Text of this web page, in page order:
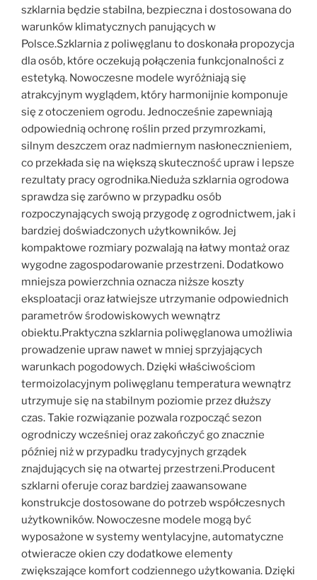
szklarnia będzie stabilna, bezpieczna i dostosowana do
warunków klimatycznych panujących w
Polsce.Szklarnia z poliwęglanu to doskonała propozycja
dla osób, które oczekują połączenia funkcjonalności z
estetyką. Nowoczesne modele wyróżniają się
atrakcyjnym wyglądem, który harmonijnie komponuje
się z otoczeniem ogrodu. Jednocześnie zapewniają
odpowiednią ochronę roślin przed przymrozkami,
silnym deszczem oraz nadmiernym nasłonecznieniem,
co przekłada się na większą skuteczność upraw i lepsze
rezultaty pracy ogrodnika.Nieduża szklarnia ogrodowa
sprawdza się zarówno w przypadku osób
rozpoczynających swoją przygodę z ogrodnictwem, jak i
bardziej doświadczonych użytkowników. Jej
kompaktowe rozmiary pozwalają na łatwy montaż oraz
wygodne zagospodarowanie przestrzeni. Dodatkowo
mniejsza powierzchnia oznacza niższe koszty
eksploatacji oraz łatwiejsze utrzymanie odpowiednich
parametrów środowiskowych wewnątrz
obiektu.Praktyczna szklarnia poliwęglanowa umożliwia
prowadzenie upraw nawet w mniej sprzyjających
warunkach pogodowych. Dzięki właściwościom
termoizolacyjnym poliwęglanu temperatura wewnątrz
utrzymuje się na stabilnym poziomie przez dłuższy
czas. Takie rozwiązanie pozwala rozpocząć sezon
ogrodniczy wcześniej oraz zakończyć go znacznie
później niż w przypadku tradycyjnych grządek
znajdujących się na otwartej przestrzeni.Producent
szklarni oferuje coraz bardziej zaawansowane
konstrukcje dostosowane do potrzeb współczesnych
użytkowników. Nowoczesne modele mogą być
wyposażone w systemy wentylacyjne, automatyczne
otwieracze okien czy dodatkowe elementy
zwiększające komfort codziennego użytkowania. Dzięki